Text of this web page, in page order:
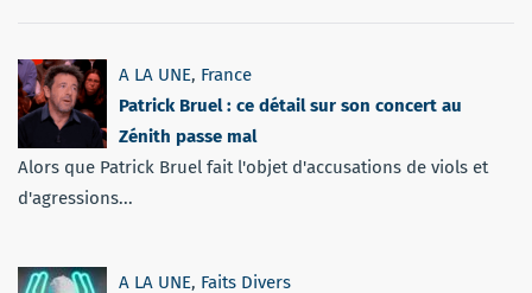
A LA UNE, France
Patrick Bruel : ce détail sur son concert au
Zénith passe mal
Alors que Patrick Bruel fait l'objet d'accusations de viols et
d'agressions...
A LA UNE, Faits Divers